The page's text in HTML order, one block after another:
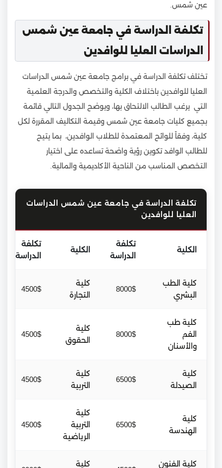
عين شمس.
تكلفة الدراسة في جامعة عين شمس
الدراسات العليا للوافدين
تختلف تكلفة الدراسة في برامج جامعة عين شمس الدراسات
العليا للوافدين باختلاف الكلية والتخصص والدرجة العلمية
التي يرغب الطالب الالتحاق بها، ويوضح الجدول التالي قائمة
بجميع كليات جامعة عين شمس وقيمة التكاليف المقررة لكل
كلية، وفقاً للوائح المعتمدة للطلاب الوافدين، بما يتيح
للطالب الوافد تكوين رؤية واضحة تساعده على اختيار
التخصص المناسب من الناحية الأكاديمية والمالية.
تكلفة الدراسة في جامعة عين شمس الدراسات
العليا للوافدين
الكلية
تكلفة
الدراسة
الكلية
تكلفة
الدراسة
كلية الطب
البشري
8000$
كلية
التجارة
4500$
كلية طب
الفم
والأسنان
8000$
كلية
الحقوق
4500$
كلية
الصيدلة
6500$
كلية
التربية
4500$
كلية
الهندسة
6500$
كلية
التربية
الرياضية
4500$
كلية الفنون كلية